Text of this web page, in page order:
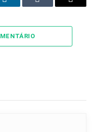
LinkedInTumblr Email